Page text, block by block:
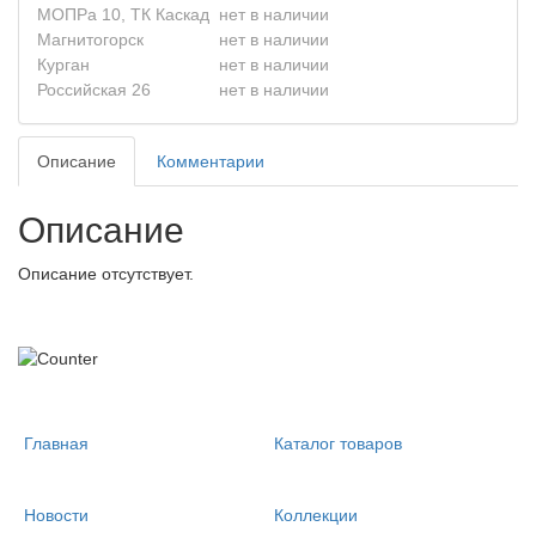
МОПРа 10, ТК Каскад
нет в наличии
Магнитогорск
нет в наличии
Курган
нет в наличии
Российская 26
нет в наличии
Описание Комментарии
Описание
Описание отсутствует.
Главная Каталог товаров
Новости Коллекции